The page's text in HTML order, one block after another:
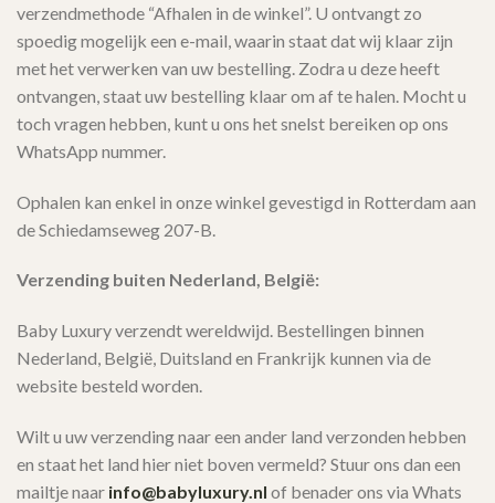
verzendmethode “Afhalen in de winkel”. U ontvangt zo
spoedig mogelijk een e-mail, waarin staat dat wij klaar zijn
met het verwerken van uw bestelling. Zodra u deze heeft
ontvangen, staat uw bestelling klaar om af te halen. Mocht u
toch vragen hebben, kunt u ons het snelst bereiken op ons
WhatsApp nummer.
Ophalen kan enkel in onze winkel gevestigd in Rotterdam aan
de Schiedamseweg 207-B.
Verzending buiten Nederland, België:
Baby Luxury verzendt wereldwijd. Bestellingen binnen
Nederland, België, Duitsland en Frankrijk kunnen via de
website besteld worden.
Wilt u uw verzending naar een ander land verzonden hebben
en staat het land hier niet boven vermeld? Stuur ons dan een
mailtje naar info@babyluxury.nl of benader ons via Whats